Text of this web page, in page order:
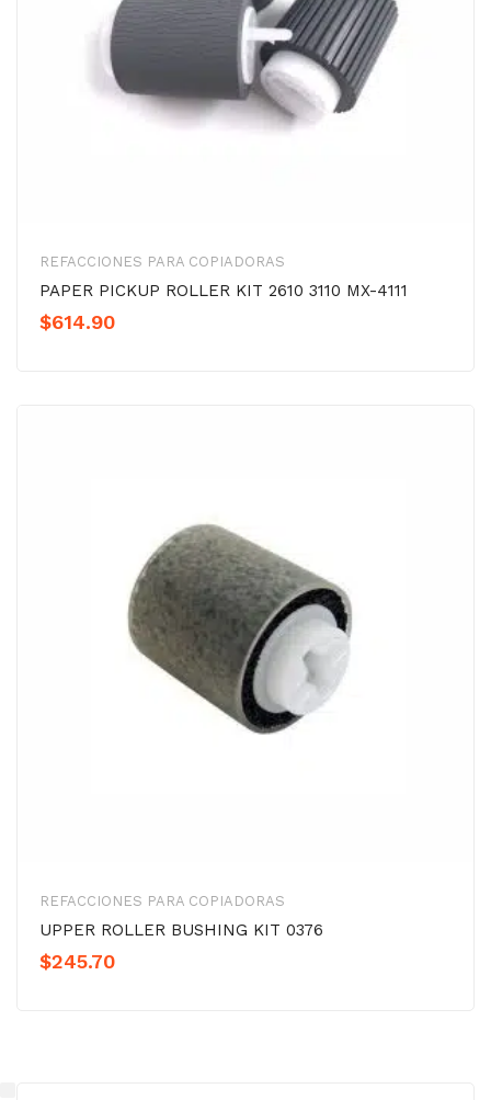
REFACCIONES PARA COPIADORAS
PAPER PICKUP ROLLER KIT 2610 3110 MX-4111
$614.90
REFACCIONES PARA COPIADORAS
UPPER ROLLER BUSHING KIT 0376
$245.70